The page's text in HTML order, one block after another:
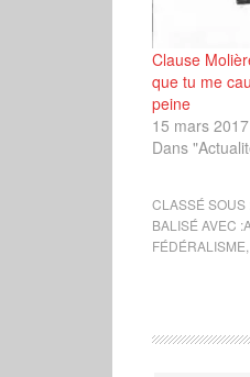
Clause
que tu me
peine
15 mars 2017
Dans
CLASSÉ SOUS
BALISÉ AVEC :
FÉDÉRALISME